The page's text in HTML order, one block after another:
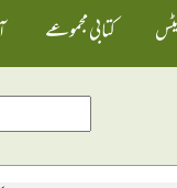
کتابی مجموعے